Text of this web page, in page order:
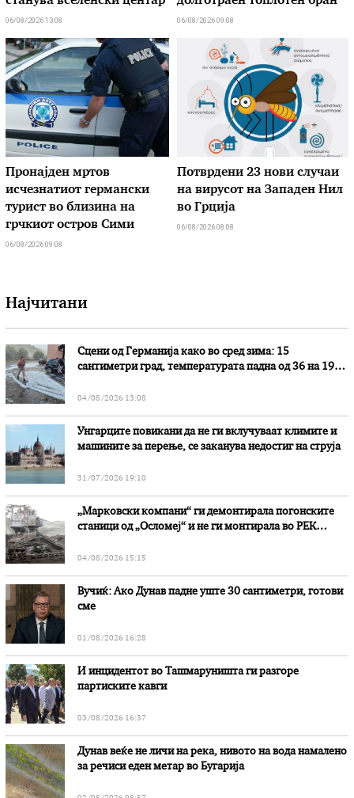
06/08/2026 13:08 06/08/2026 09:08
Пронајден мртов
исчезнатиот германски
турист во близина на
грчкиот остров Сими
06/08/2026 09:08
Потврдени 23 нови случаи
на вирусот на Западен Нил
во Грција
06/08/2026 08:08
Најчитани
Сцени од Германија како во сред зима: 15
сантиметри град, температурата падна од 36 на 19
04/08/2026 13:08
Унгарците повикани да не ги вклучуваат климите и
машините за перење, се заканува недостиг на струја
31/07/2026 19:10
„Марковски компани“ ги демонтирала погонските
станици од „Осломеј“ и не ги монтирала во РЕК
04/08/2026 15:15
Вучиќ: Ако Дунав падне уште 30 сантиметри, готови
сме
01/08/2026 16:28
И инцидентот во Ташмаруништa ги разгоре
партиските кавги
03/08/2026 16:37
Дунав веќе не личи на река, нивото на вода намалено
за речиси еден метар во Бугарија